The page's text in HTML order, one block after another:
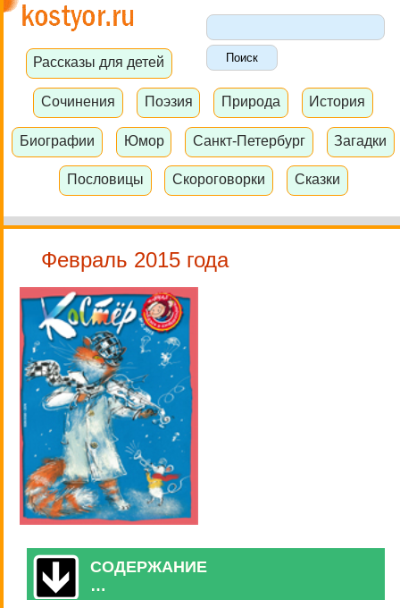
Рассказы для детей
Сочинения Поэзия Природа История
Биографии Юмор Санкт-Петербург Загадки
Пословицы Скороговорки Сказки
Февраль 2015 года
СОДЕРЖАНИЕ
…